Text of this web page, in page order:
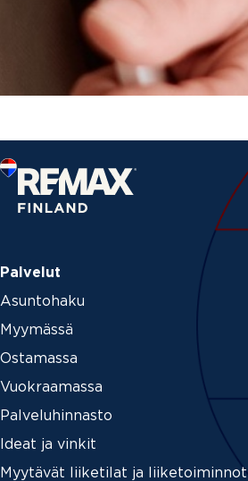
Palvelut
Asuntohaku
Myymässä
Ostamassa
Vuokraamassa
Palveluhinnasto
Ideat ja vinkit
Myytävät liiketilat ja liiketoiminnot